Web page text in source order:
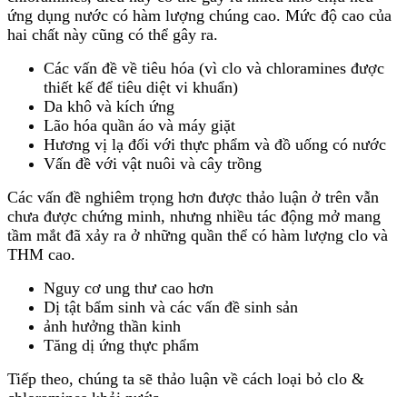
ứng dụng nước có hàm lượng chúng cao. Mức độ cao của
hai chất này cũng có thể gây ra.
Các vấn đề về tiêu hóa (vì clo và chloramines được
thiết kế để tiêu diệt vi khuẩn)
Da khô và kích ứng
Lão hóa quần áo và máy giặt
Hương vị lạ đối với thực phẩm và đồ uống có nước
Vấn đề với vật nuôi và cây trồng
Các vấn đề nghiêm trọng hơn được thảo luận ở trên vẫn
chưa được chứng minh, nhưng nhiều tác động mở mang
tầm mắt đã xảy ra ở những quần thể có hàm lượng clo và
THM cao.
Nguy cơ ung thư cao hơn
Dị tật bẩm sinh và các vấn đề sinh sản
ảnh hưởng thần kinh
Tăng dị ứng thực phẩm
Tiếp theo, chúng ta sẽ thảo luận về cách loại bỏ clo &